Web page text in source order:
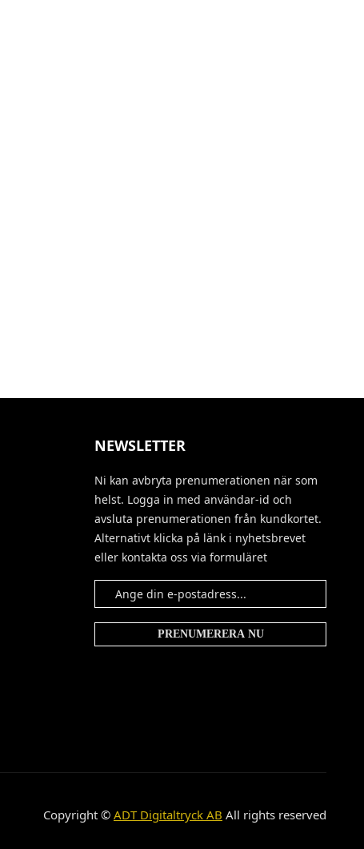
NEWSLETTER
Ni kan avbryta prenumerationen när som
helst. Logga in med användar-id och
avsluta prenumerationen från kundkortet.
Alternativt klicka på länk i nyhetsbrevet
eller kontakta oss via formuläret
Copyright © ADT Digitaltryck AB All rights reserved